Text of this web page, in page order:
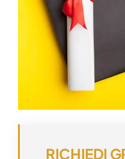
RICHIEDI